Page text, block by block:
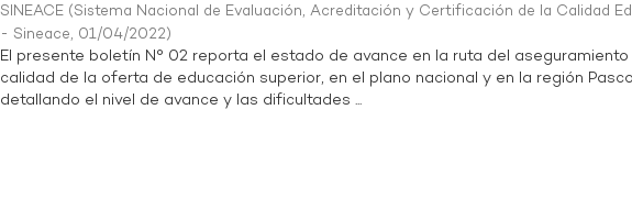
SINEACE (Sistema Nacional de Evaluación, Acreditación y Certificación de la Calidad
- Sineace, 01/04/2022)
El presente boletín N° 02 reporta el estado de avance en la ruta del aseguramiento
calidad de la oferta de educación superior, en el plano nacional y en la región
detallando el nivel de avance y las dificultades ...